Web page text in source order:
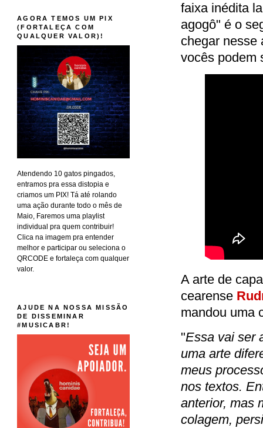
faixa inédita
agogô" é o
chegar nesse
vocês podem
A arte de
cearense
mandou uma
"Essa vai ser
uma arte
meus
nos textos.
anterior, mas
colagem,
AGORA TEMOS UM PIX
(FORTALEÇA COM
QUALQUER VALOR)!
Atendendo 10 gatos pingados,
entramos pra essa distopia e
criamos um PIX! Tá até rolando
uma ação durante todo o mês de
Maio, Faremos uma playlist
individual pra quem contribuir!
Clica na imagem pra entender
melhor e participar ou seleciona o
QRCODE e fortaleça com qualquer
valor.
AJUDE NA NOSSA MISSÃO
DE DISSEMINAR
#MUSICABR!